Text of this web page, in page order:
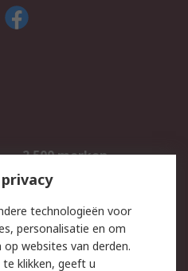
2.500 merken
Inkoopoplossingen
technologieën voor
personalisatie en om
websites van derden.
klikken, geeft u